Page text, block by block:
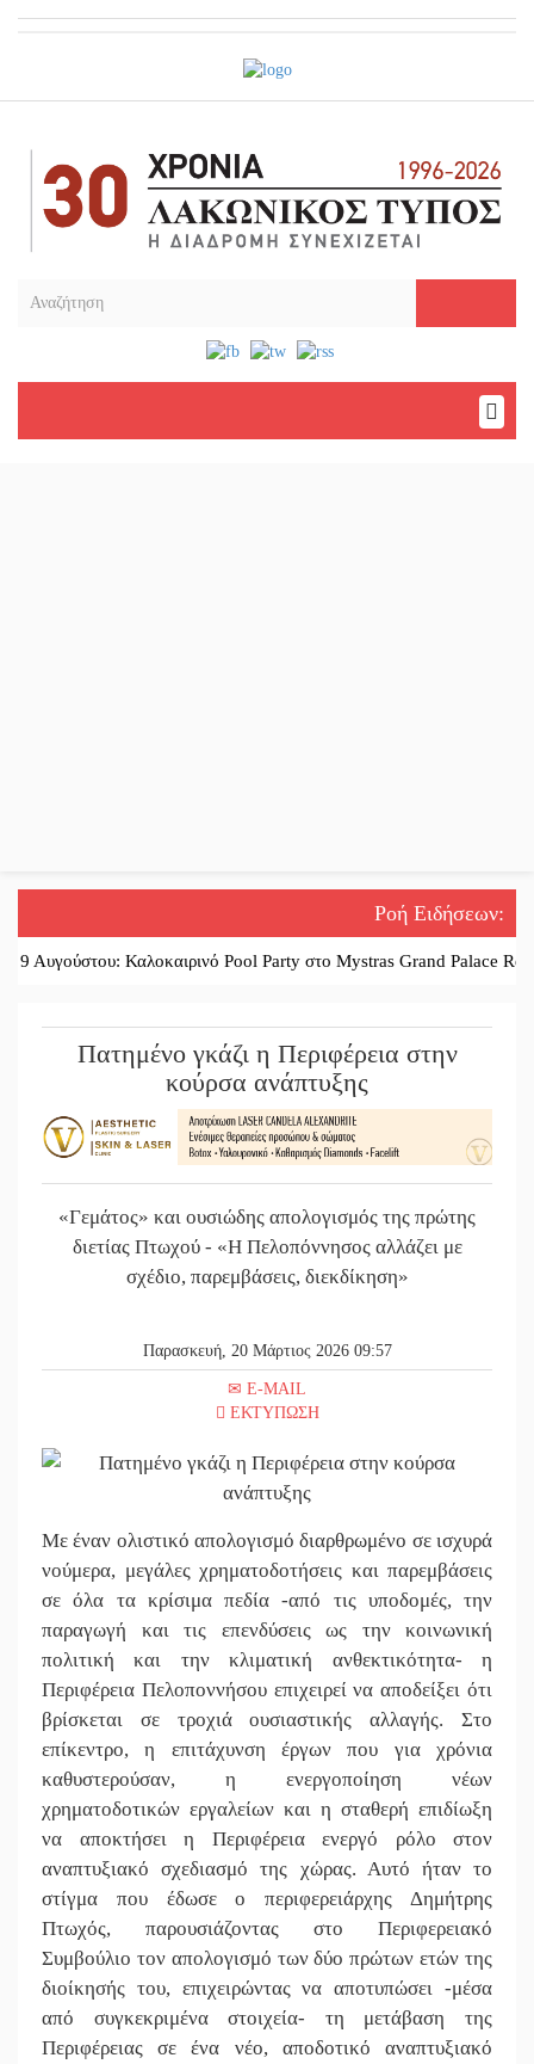
Ροή Ειδήσεων:
Καλοκαιρινό Pool Party στο Mystras Grand Palace Resort & Spa
Πατημένο γκάζι η Περιφέρεια στην
κούρσα ανάπτυξης
«Γεμάτος» και ουσιώδης απολογισμός της πρώτης
διετίας Πτωχού - «Η Πελοπόννησος αλλάζει με
σχέδιο, παρεμβάσεις, διεκδίκηση»
Παρασκευή, 20 Μάρτιος 2026 09:57
E-MAIL
ΕΚΤΥΠΩΣΗ
Με έναν ολιστικό απολογισμό διαρθρωμένο σε ισχυρά
νούμερα, μεγάλες χρηματοδοτήσεις και παρεμβάσεις
σε όλα τα κρίσιμα πεδία -από τις υποδομές, την
παραγωγή και τις επενδύσεις ως την κοινωνική
πολιτική και την κλιματική ανθεκτικότητα- η
Περιφέρεια Πελοποννήσου επιχειρεί να αποδείξει ότι
βρίσκεται σε τροχιά ουσιαστικής αλλαγής. Στο
επίκεντρο, η επιτάχυνση έργων που για χρόνια
καθυστερούσαν, η ενεργοποίηση νέων
χρηματοδοτικών εργαλείων και η σταθερή επιδίωξη
να αποκτήσει η Περιφέρεια ενεργό ρόλο στον
αναπτυξιακό σχεδιασμό της χώρας. Αυτό ήταν το
στίγμα που έδωσε ο περιφερειάρχης Δημήτρης
Πτωχός, παρουσιάζοντας στο Περιφερειακό
Συμβούλιο τον απολογισμό των δύο πρώτων ετών της
διοίκησής του, επιχειρώντας να αποτυπώσει -μέσα
από συγκεκριμένα στοιχεία- τη μετάβαση της
Περιφέρειας σε ένα νέο, αποδοτικό αναπτυξιακό